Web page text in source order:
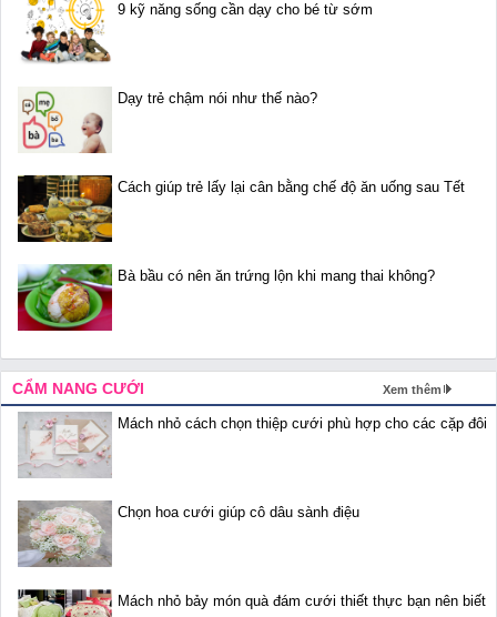
9 kỹ năng sống cần dạy cho bé từ sớm
Dạy trẻ chậm nói như thế nào?
Cách giúp trẻ lấy lại cân bằng chế độ ăn uống sau Tết
Bà bầu có nên ăn trứng lộn khi mang thai không?
CẨM NANG CƯỚI Xem thêm
Mách nhỏ cách chọn thiệp cưới phù hợp cho các cặp đôi
Chọn hoa cưới giúp cô dâu sành điệu
Mách nhỏ bảy món quà đám cưới thiết thực bạn nên biết